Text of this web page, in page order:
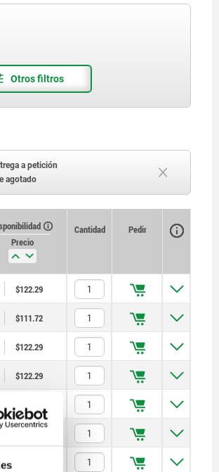
a petición
agotado
Precio
Cantidad Pedir
$122.29
$111.72
$122.29
$122.29
$136.22